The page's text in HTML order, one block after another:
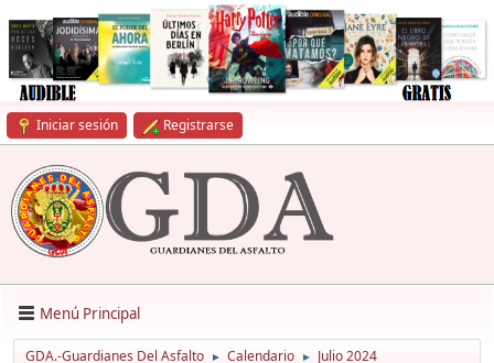
Iniciar sesión Registrarse
Menú Principal
GDA.-Guardianes Del Asfalto ► Calendario ► Julio 2024